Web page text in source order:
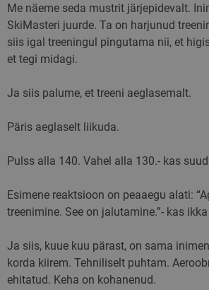
Me näeme seda mustrit järjepidevalt.
SkiMasteri juurde. Ta on harjunud
siis igal treeningul pingutama nii, et
et tegi midagi.
Ja siis palume, et treeni aeglasemalt.
Päris aeglaselt liikuda.
Pulss alla 140. Vahel alla 130.- kas
Esimene reaktsioon on peaaegu alati:
treenimine. See on jalutamine.”- kas
Ja siis, kuue kuu pärast, on sama
korda kiirem. Tehniliselt puhtam.
ehitatud. Keha on kohanenud.